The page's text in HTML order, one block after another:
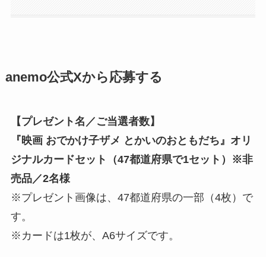
anemo公式Xから応募する
【プレゼント名／ご当選者数】
『映画 おでかけ子ザメ とかいのおともだち』オリ
ジナルカードセット（47都道府県で1セット）※非
売品／2名様
※プレゼント画像は、47都道府県の一部（4枚）で
す。
※カードは1枚が、A6サイズです。